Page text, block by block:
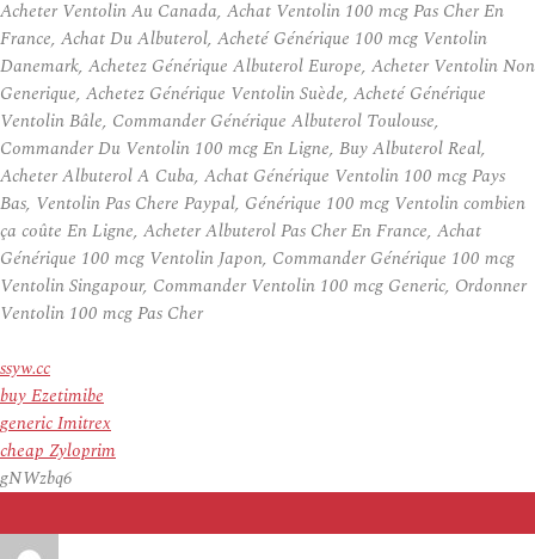
Acheter Ventolin Au Canada, Achat Ventolin 100 mcg Pas Cher En
France, Achat Du Albuterol, Acheté Générique 100 mcg Ventolin
Danemark, Achetez Générique Albuterol Europe, Acheter Ventolin Non
Generique, Achetez Générique Ventolin Suède, Acheté Générique
Ventolin Bâle, Commander Générique Albuterol Toulouse,
Commander Du Ventolin 100 mcg En Ligne, Buy Albuterol Real,
Acheter Albuterol A Cuba, Achat Générique Ventolin 100 mcg Pays
Bas, Ventolin Pas Chere Paypal, Générique 100 mcg Ventolin combien
ça coûte En Ligne, Acheter Albuterol Pas Cher En France, Achat
Générique 100 mcg Ventolin Japon, Commander Générique 100 mcg
Ventolin Singapour, Commander Ventolin 100 mcg Generic, Ordonner
Ventolin 100 mcg Pas Cher
ssyw.cc
buy Ezetimibe
generic Imitrex
cheap Zyloprim
gNWzbq6